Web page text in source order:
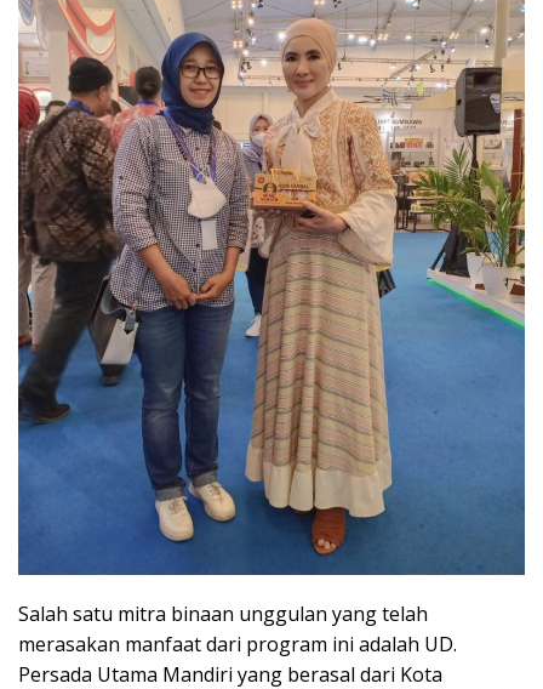
Salah satu mitra binaan unggulan yang telah
merasakan manfaat dari program ini adalah UD.
Persada Utama Mandiri yang berasal dari Kota